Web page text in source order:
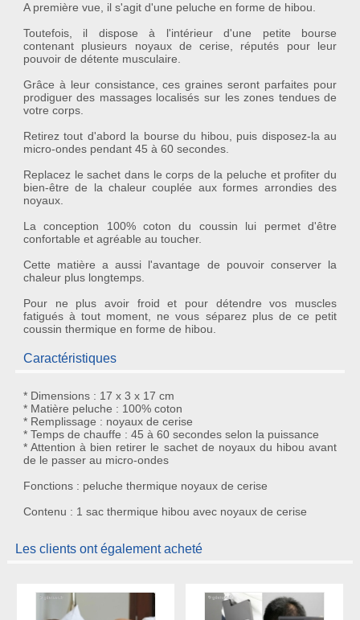
A première vue, il s'agit d'une peluche en forme de hibou
Toutefois, il dispose à l'intérieur d'une petite bourse
contenant plusieurs noyaux de cerise, réputés pour leur
pouvoir de détente musculaire
Grâce à leur consistance, ces graines seront parfaites pour
prodiguer des massages localisés sur les zones tendues de
votre corps.
Retirez tout d'abord la bourse du hibou, puis disposez-la au
micro-ondes pendant 45 à 60 secondes.
Replacez le sachet dans le corps de la peluche et profiter du
bien-être de la chaleur couplée aux formes arrondies des
noyaux.
La conception 100% coton du coussin lui permet d'être
confortable et agréable au toucher.
Cette matière a aussi l'avantage de pouvoir conserver la
chaleur plus longtemps.
Pour ne plus avoir froid et pour détendre vos muscles
fatigués à tout moment, ne vous séparez plus de ce petit
coussin thermique en forme de hibou
Caractéristiques
* Dimensions : 17 x 3 x 17 cm
* Matière peluche : 100% coton
* Remplissage : noyaux de cerise
* Temps de chauffe : 45 à 60 secondes selon la puissance
* Attention à bien retirer le sachet de noyaux du hibou avant
de le passer au micro-ondes
Fonctions : peluche thermique noyaux de cerise
Contenu : 1 sac thermique hibou avec noyaux de cerise
Les clients ont également acheté